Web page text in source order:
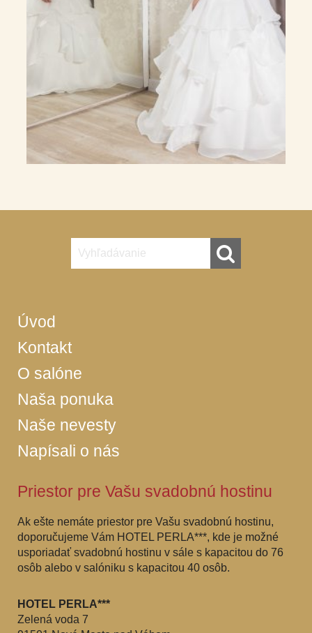
Úvod
Kontakt
O salóne
Naša ponuka
Naše nevesty
Napísali o nás
Priestor pre Vašu svadobnú hostinu
Ak ešte nemáte priestor pre Vašu svadobnú hostinu,
doporučujeme Vám HOTEL PERLA***, kde je možné
usporiadať svadobnú hostinu v sále s kapacitou do 76
osôb alebo v salóniku s kapacitou 40 osôb.
HOTEL PERLA***
Zelená voda 7